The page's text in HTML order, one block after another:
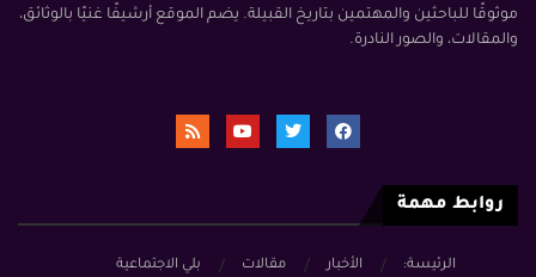
موثوقًا للباحثين والمهتمين بتاريخ القبيلة. يضم الموقع أرشيفًا غنيًا بالوثائق،
والمقالات، والصور النادرة.
روابط مهمة
الرئيسة: الأخبار مقالات
بلي الاجتماعية